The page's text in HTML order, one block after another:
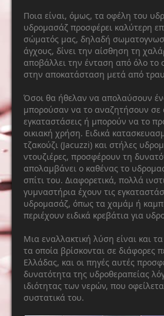
Ποια είναι, όμως, τα οφέλη του
υδρομασάζ προσφέρει καλύτερη
σώματός μας, δηλαδή
άγχους, δίνει την αίσθηση τη
αποβάλλει την ένταση από όλο
στην αποκατάσταση μετά από
Όσοι θα ήθελαν να απολαύσουν
μπορούσαν να το αναζητήσουν σε
εγκαταστάσεις ή μπορούν να το
οικιακή χρήση. Ειδικά
τζακούζι (Jacuzzi) και στήλες
ντουζιέρες, προσφέρουν τη
απολαμβάνει ο καθένας το
σπίτι του. Διαφορετικά, πολλά
γυμναστήρια έχουν τις
υδρομασάζ, όπως τα χαμάμ ή
περιέχουν ειδικά κρεβάτια για
Μια εναλλακτική λύση είναι και
τα οποία βρίσκονται σε διάφορες
Ελλάδας, και οι πηγές αυτές
δυνατότητα της υδροθεραπείας
ιδιότητας των νερών, που
συστατικά του.